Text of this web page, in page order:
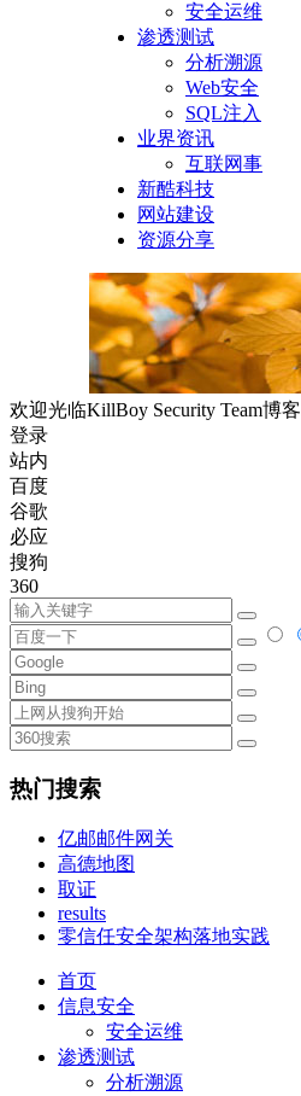
安全运维
渗透测试
分析溯源
Web安全
SQL注入
业界资讯
互联网事
新酷科技
网站建设
资源分享
欢迎光临KillBoy Security Team博客
登录
站内
百度
谷歌
必应
搜狗
360
热门搜索
亿邮邮件网关
高德地图
取证
results
零信任安全架构落地实践
首页
信息安全
安全运维
渗透测试
分析溯源